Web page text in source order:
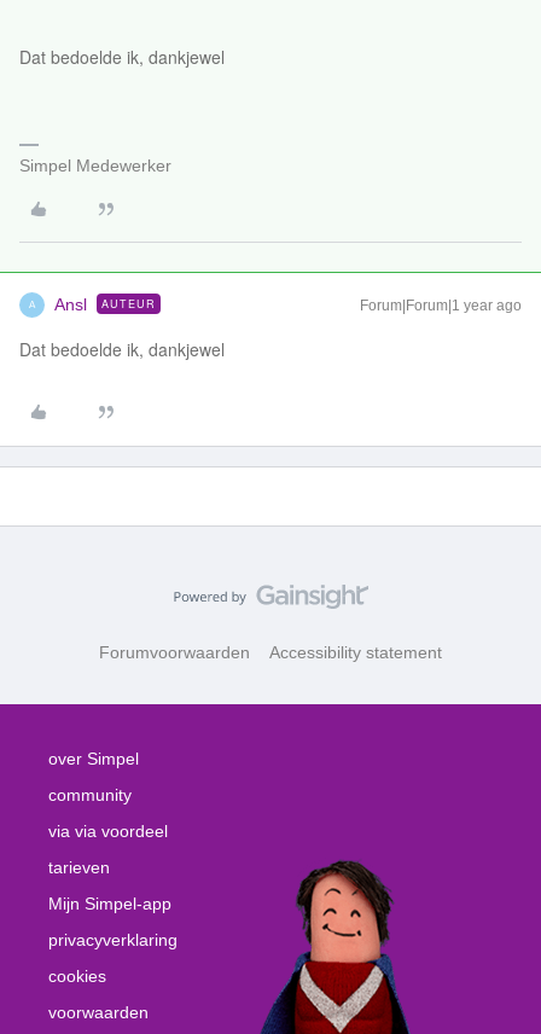
Dat bedoelde ik, dankjewel
Simpel Medewerker
A Ansl AUTEUR Forum|Forum|1 year ago
Dat bedoelde ik, dankjewel
Forumvoorwaarden Accessibility statement
over Simpel
community
via via voordeel
tarieven
Mijn Simpel-app
privacyverklaring
cookies
voorwaarden